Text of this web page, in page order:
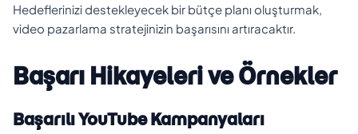
Hedeflerinizi destekleyecek bir bütçe planı oluşturmak,
video pazarlama stratejinizin başarısını artıracaktır.
Başarı Hikayeleri ve Örnekler
Başarılı YouTube Kampanyaları